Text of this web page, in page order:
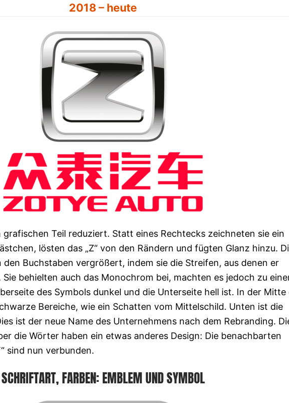
2018 – heute
Teil reduziert. Statt eines Rechtecks ​​zeichneten sie ein
lösten das „Z“ von den Rändern und fügten Glanz hinzu.
den Buchstaben vergrößert, indem sie die Streifen, aus denen er
behielten auch das Monochrom bei, machten es jedoch zu
des Symbols dunkel und die Unterseite hell ist. In der Mitte
Bereiche, wie ein Schatten vom Mittelschild. Unten ist die
ist der neue Name des Unternehmens nach dem Rebranding.
die Wörter haben ein etwas anderes Design: Die benachbarten
sind nun verbunden.
SCHRIFTART, FARBEN: EMBLEM UND SYMBOL